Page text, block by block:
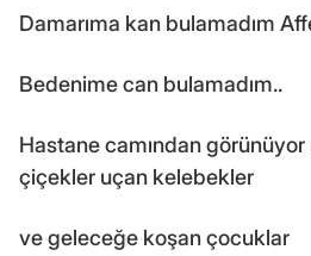
Damarıma kan bulamadım
Bedenime can bulamadım..
Hastane camından
çiçekler uçan kelebekler
ve geleceğe koşan çocuklar